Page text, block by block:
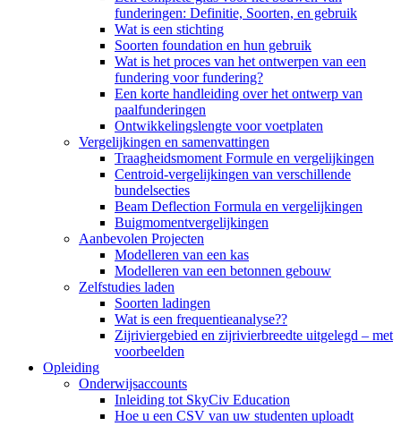
funderingen: Definitie, Soorten, en gebruik
Wat is een stichting
Soorten foundation en hun gebruik
Wat is het proces van het ontwerpen van een
fundering voor fundering?
Een korte handleiding over het ontwerp van
paalfunderingen
Ontwikkelingslengte voor voetplaten
Vergelijkingen en samenvattingen
Traagheidsmoment Formule en vergelijkingen
Centroid-vergelijkingen van verschillende
bundelsecties
Beam Deflection Formula en vergelijkingen
Buigmomentvergelijkingen
Aanbevolen Projecten
Modelleren van een kas
Modelleren van een betonnen gebouw
Zelfstudies laden
Soorten ladingen
Wat is een frequentieanalyse??
Zijriviergebied en zijrivierbreedte uitgelegd – met
voorbeelden
Opleiding
Onderwijsaccounts
Inleiding tot SkyCiv Education
Hoe u een CSV van uw studenten uploadt